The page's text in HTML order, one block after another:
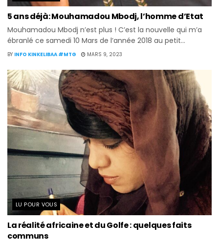
5 ans déjà: Mouhamadou Mbodj, l’homme d’Etat
Mouhamadou Mbodj n’est plus ! C’est la nouvelle qui m’a
ébranlé ce samedi 10 Mars de l’année 2018 au petit...
BY INFO KINKELIBAA #MTG MARS 9, 2023
LU POUR VOUS
La réalité africaine et du Golfe : quelques faits
communs